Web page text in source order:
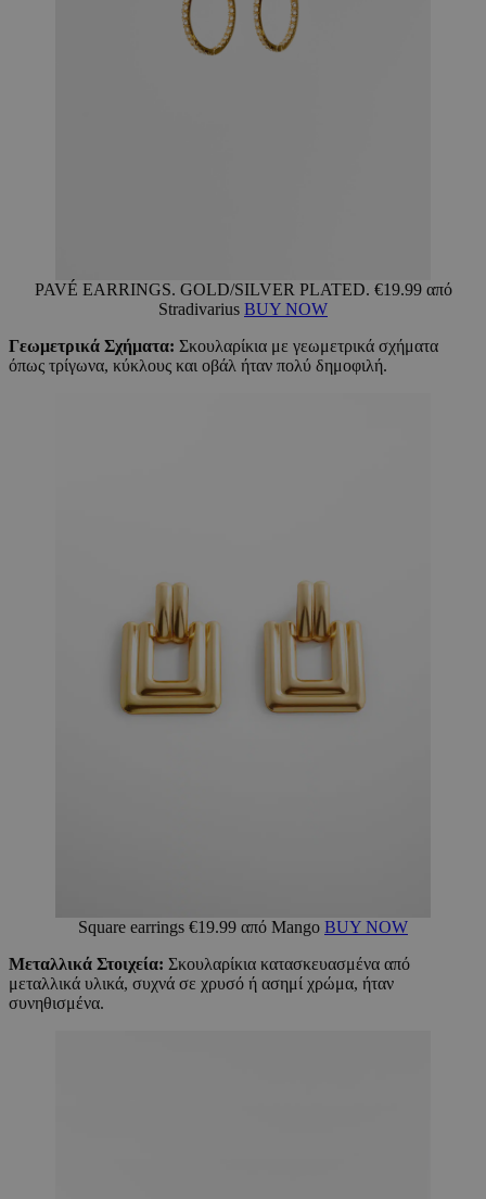
PAVÉ EARRINGS. GOLD/SILVER PLATED. €19.99 από
Stradivarius BUY NOW
Γεωμετρικά Σχήματα: Σκουλαρίκια με γεωμετρικά σχήματα
όπως τρίγωνα, κύκλους και οβάλ ήταν πολύ δημοφιλή.
Square earrings €19.99 από Mango BUY NOW
Μεταλλικά Στοιχεία: Σκουλαρίκια κατασκευασμένα από
μεταλλικά υλικά, συχνά σε χρυσό ή ασημί χρώμα, ήταν
συνηθισμένα.